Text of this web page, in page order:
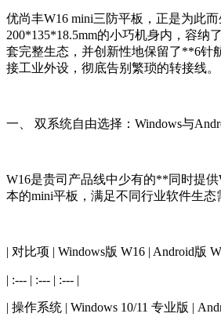
优尚丰W16 mini三防平板，正是为此
200*135*18.5mm的小巧机身内，容纳
套完整生态，并创新性地保留了**6针
接工业外设，彻底告别繁琐的转接线。
一、 双系统自由选择：Windows与
W16是贵司产品线中少有的**同时提供
本的mini平板，满足不同行业软件生态
| 对比项 | Windows版 W16 | Android版
| :--- | :--- | :--- |
| 操作系统 | Windows 10/11 专业版 |